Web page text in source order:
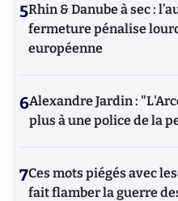
5Rhin & Danube à sec :
fermeture pénalise
européenne
6Alexandre Jardin :
plus à une police de la
7Ces mots piégés avec
fait flamber la guerre